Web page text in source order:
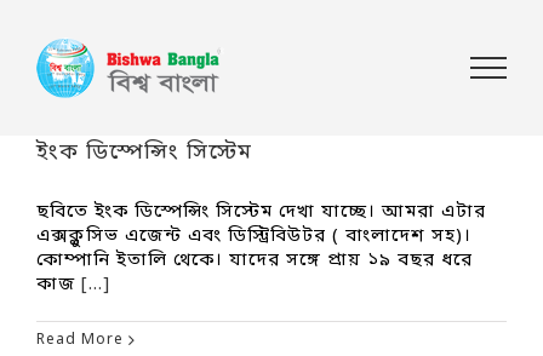
ইংক ডিস্পেন্সিং সিস্টেম
ছবিতে ইংক ডিস্পেন্সিং সিস্টেম দেখা যাচ্ছে। আমরা এটার
এক্সক্লুসিভ এজেন্ট এবং ডিস্ট্রিবিউটর ( বাংলাদেশ সহ)।
কোম্পানি ইতালি থেকে। যাদের সঙ্গে প্রায় ১৯ বছর ধরে
কাজ [...]
Read More